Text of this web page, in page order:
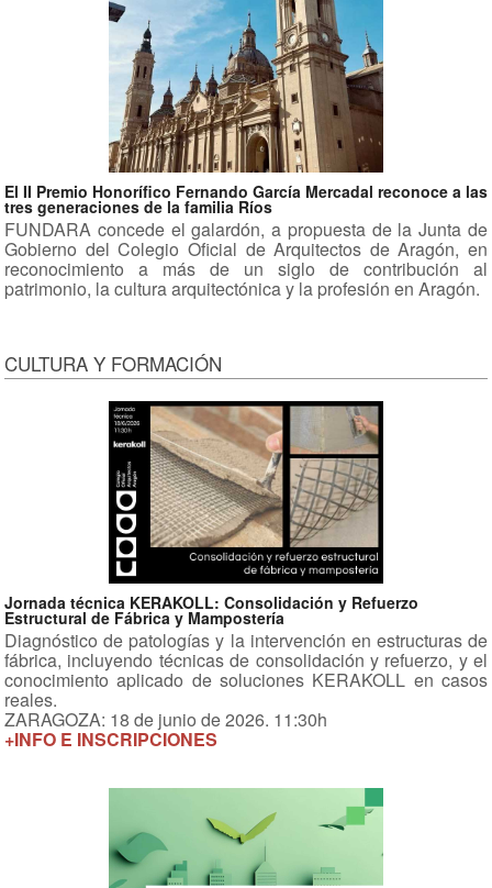
El II Premio Honorífico Fernando García Mercadal reconoce a las
tres generaciones de la familia Ríos
FUNDARA concede el galardón, a propuesta de la Junta de
Gobierno del Colegio Oficial de Arquitectos de Aragón, en
reconocimiento a más de un siglo de contribución al
patrimonio, la cultura arquitectónica y la profesión en Aragón.
CULTURA Y FORMACIÓN
Jornada técnica KERAKOLL: Consolidación y Refuerzo
Estructural de Fábrica y Mampostería
Diagnóstico de patologías y la intervención en estructuras de
fábrica, incluyendo técnicas de consolidación y refuerzo, y el
conocimiento aplicado de soluciones KERAKOLL en casos
reales.
ZARAGOZA: 18 de junio de 2026. 11:30h
+INFO E INSCRIPCIONES